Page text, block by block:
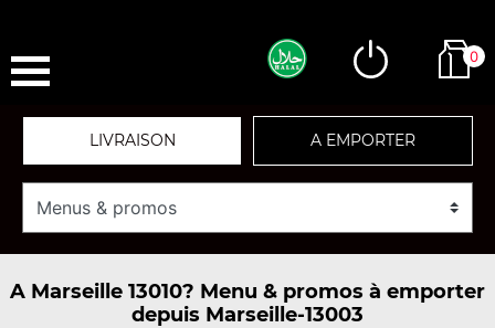
0
LIVRAISON A EMPORTER
A Marseille 13010? Menu & promos à emporter
depuis Marseille-13003